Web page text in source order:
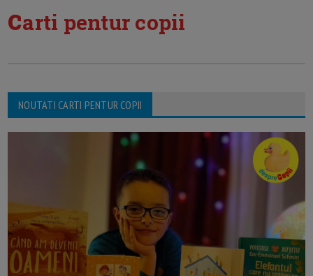
carti pentur copii
NOUTATI CARTI PENTUR COPII